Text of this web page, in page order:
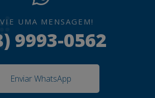
UMA MENSAGEM!
9993-0562
Enviar WhatsApp